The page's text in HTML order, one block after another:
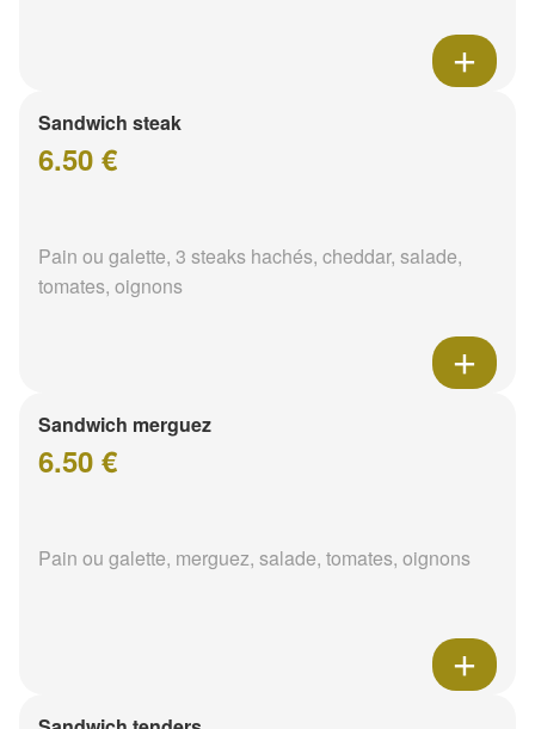
Sandwich steak
6.50 €
Pain ou galette, 3 steaks hachés, cheddar, salade,
tomates, oignons
Sandwich merguez
6.50 €
Pain ou galette, merguez, salade, tomates, oignons